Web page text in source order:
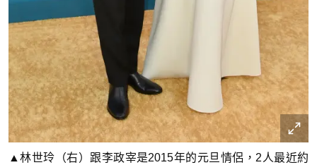
▲林世玲（右）跟李政宰是2015年的元旦情侶，2人最近約